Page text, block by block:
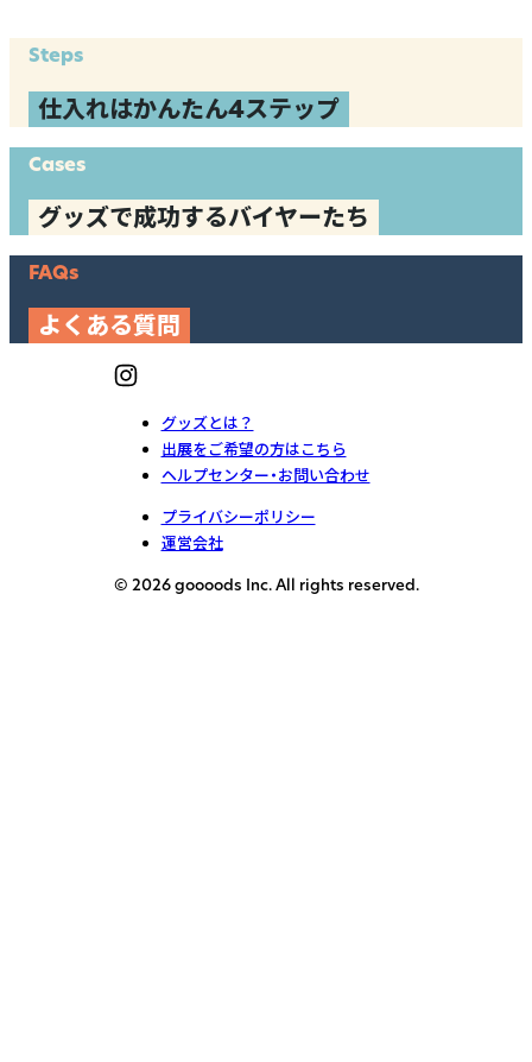
Steps
仕入れはかんたん4ステップ
Cases
グッズで成功するバイヤーたち
FAQs
よくある質問
グッズとは？
出展をご希望の方はこちら
ヘルプセンター・お問い合わせ
プライバシーポリシー
運営会社
© 2026 goooods Inc. All rights reserved.